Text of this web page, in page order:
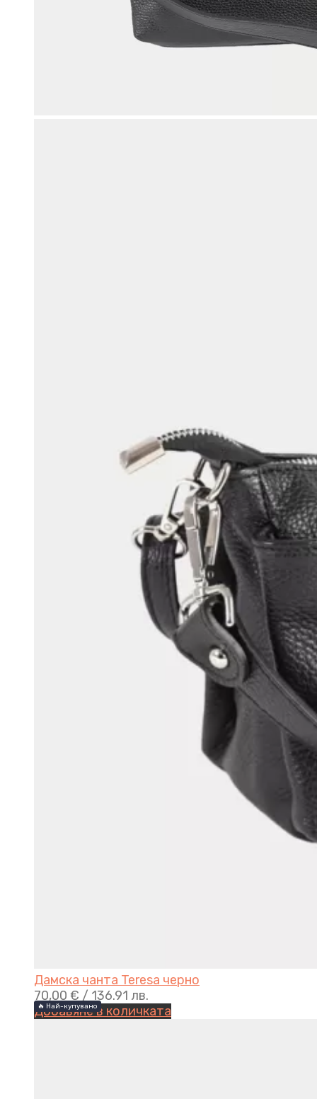
🔥 Най-купувано
Дамска чанта Teresa черно
70,00 € / 136.91 лв.
🔥 Най-купувано
Добавяне в количката